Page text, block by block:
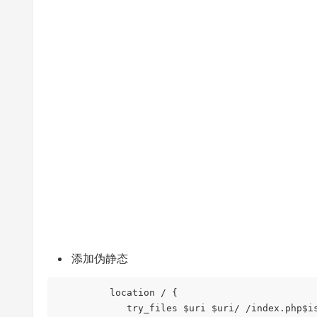
添加伪静态
         location
/
{
            try_files $uri $uri
/ /index .